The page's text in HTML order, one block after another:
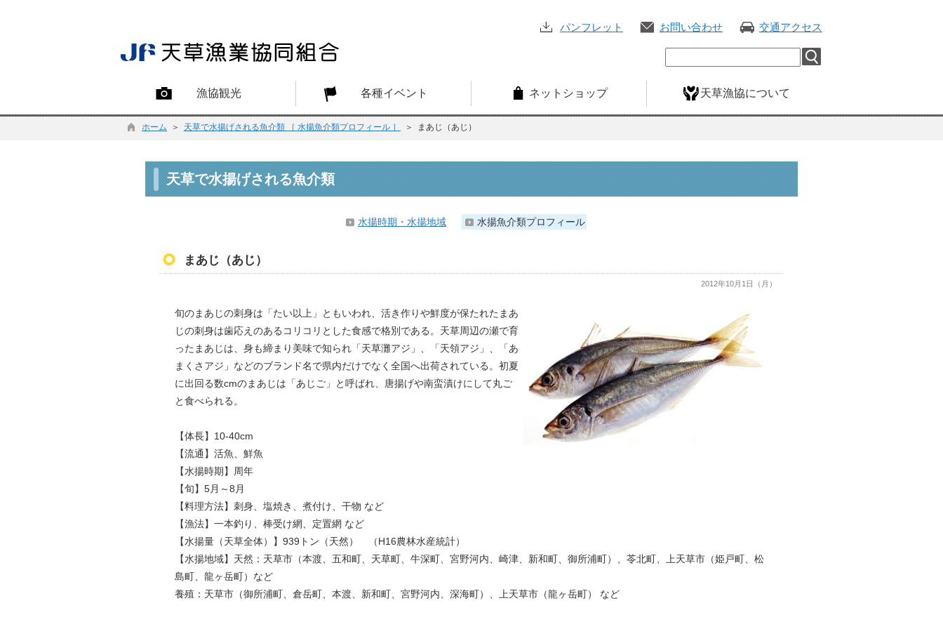
パンフレット お問い合わせ 交通アクセス
漁協観光 各種イベント ネットショップ 天草漁協について
ホーム ＞ 天草で水揚げされる魚介類 ［ 水揚魚介類プロフィール ］ ＞ まあじ（あじ）
天草で水揚げされる魚介類
水揚時期・水揚地域 水揚魚介類プロフィール
まあじ（あじ）
2012年10月1日（月）
旬のまあじの刺身は「たい以上」ともいわれ、活き作りや鮮度が保たれたまあ
じの刺身は歯応えのあるコリコリとした食感で格別である。天草周辺の瀬で育
ったまあじは、身も締まり美味で知られ「天草灘アジ」、「天領アジ」、「あ
まくさアジ」などのブランド名で県内だけでなく全国へ出荷されている。初夏
に出回る数cmのまあじは「あじご」と呼ばれ、唐揚げや南蛮漬けにして丸ご
と食べられる。
【体長】10-40cm
【流通】活魚、鮮魚
【水揚時期】周年
【旬】5月～8月
【料理方法】刺身、塩焼き、煮付け、干物 など
【漁法】一本釣り、棒受け網、定置網 など
【水揚量（天草全体）】939トン（天然） （H16農林水産統計）
【水揚地域】天然：天草市（本渡、五和町、天草町、牛深町、宮野河内、崎津、新和町、御所浦町）、苓北町、上天草市（姫戸町、松
島町、龍ヶ岳町）など
養殖：天草市（御所浦町、倉岳町、本渡、新和町、宮野河内、深海町）、上天草市（龍ヶ岳町） など